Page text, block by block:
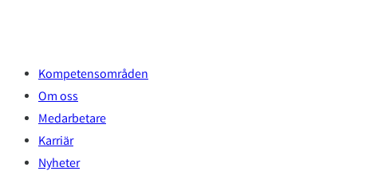
Kompetensområden
Om oss
Medarbetare
Karriär
Nyheter